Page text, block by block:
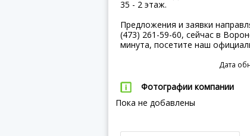
35 - 2 этаж.
Предложения и заявки
(473) 261-59-60, сейчас в
минута, посетите наш
Дата
Фотографии компании
Пока не добавлены